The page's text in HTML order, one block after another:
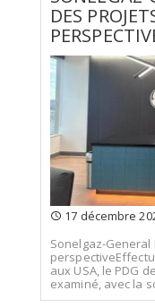
DES
17 décembre
Sonelgaz-General
aux USA, le PDG
examiné, avec la